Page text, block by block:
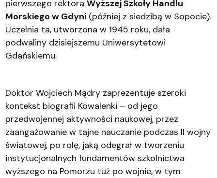
pierwszego rektora Wyższej Szkoły Handlu
Morskiego w Gdyni(później z siedzibą w Sopocie).
Uczelnia ta, utworzona w 1945 roku, dała
podwaliny dzisiejszemu Uniwersytetowi
Gdańskiemu.
Doktor Wojciech Mądry zaprezentuje szeroki
kontekst biografii Kowalenki – od jego
przedwojennej aktywności naukowej, przez
zaangażowanie w tajne nauczanie podczas II wojny
światowej, po rolę, jaką odegrał w tworzeniu
instytucjonalnych fundamentów szkolnictwa
wyższego na Pomorzu tuż po wojnie, w tym